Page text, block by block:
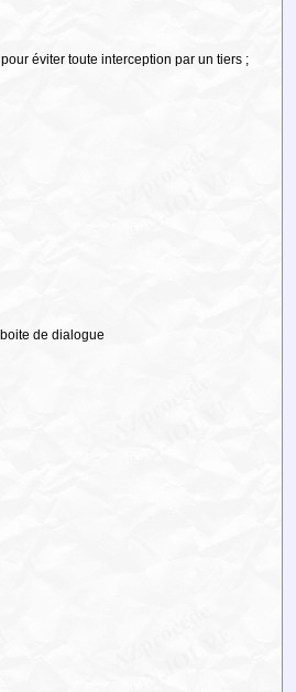
éviter toute interception par un tiers ;
de dialogue